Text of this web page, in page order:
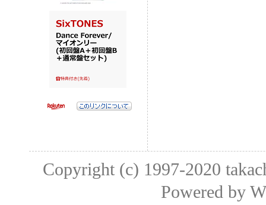
Copyright (c) 1997-2020
Powered by